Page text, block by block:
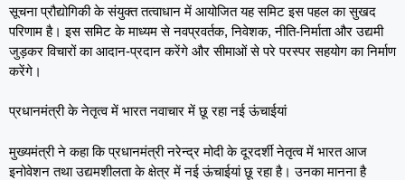
सूचना प्रौद्योगिकी के संयुक्त तत्वाधान में आयोजित यह समिट इस पहल का सुखद
परिणाम है। इस समिट के माध्यम से नवप्रवर्तक, निवेशक, नीति-निर्माता और उद्यमी
जुड़कर विचारों का आदान-प्रदान करेंगे और सीमाओं से परे परस्पर सहयोग का निर्माण
करेंगे।
प्रधानमंत्री के नेतृत्व में भारत नवाचार में छू रहा नई ऊंचाईयां
मुख्यमंत्री ने कहा कि प्रधानमंत्री नरेन्द्र मोदी के दूरदर्शी नेतृत्व में भारत आज
इनोवेशन तथा उद्यमशीलता के क्षेत्र में नई ऊंचाईयां छू रहा है। उनका मानना है